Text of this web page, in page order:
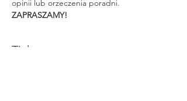
opinii lub orzeczenia poradni.
ZAPRASZAMY!
Tickets